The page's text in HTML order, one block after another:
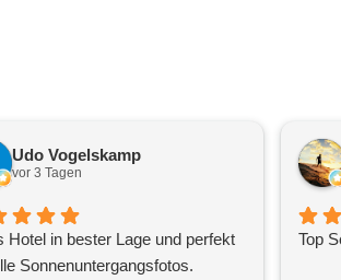
Udo Vogelskamp
vor 3 Tagen
Hotel in bester Lage und perfekt
Sonnenuntergangsfotos.
Top